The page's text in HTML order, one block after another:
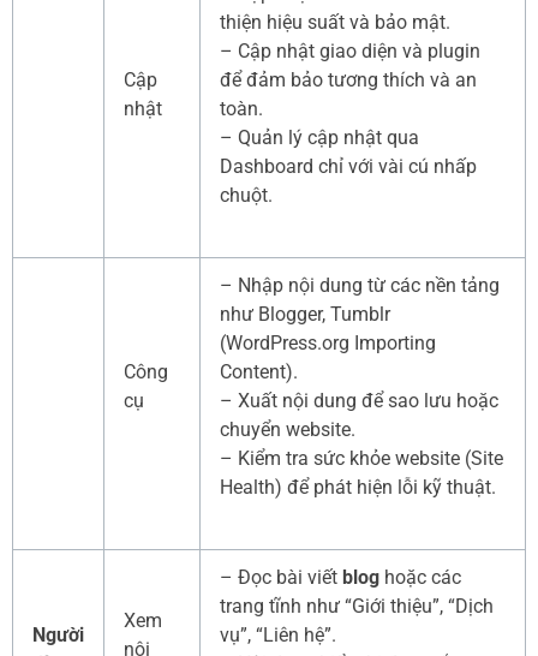
Cập
nhật
thiện hiệu suất và bảo mật.
– Cập nhật giao diện và plugin
để đảm bảo tương thích và an
toàn.
– Quản lý cập nhật qua
Dashboard chỉ với vài cú nhấp
chuột.
Công
cụ
– Nhập nội dung từ các nền tảng
như Blogger, Tumblr
(WordPress.org Importing
Content).
– Xuất nội dung để sao lưu hoặc
chuyển website.
– Kiểm tra sức khỏe website (Site
Health) để phát hiện lỗi kỹ thuật.
Người
Xem
nội
– Đọc bài viết blog hoặc các
trang tĩnh như “Giới thiệu”, “Dịch
vụ”, “Liên hệ”.